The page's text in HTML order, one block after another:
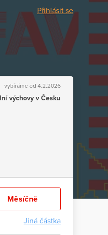
Přihlásit se
vybíráme od 4.2.2026
výchovy v Česku
Měsíčně
Jiná částka